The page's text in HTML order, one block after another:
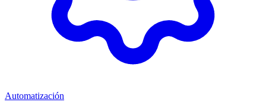
Automatización